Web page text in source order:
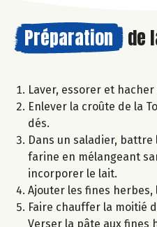
Préparation de
Laver, essorer et
Enlever la croûte de la
dés.
Dans un saladier,
farine en mélangeant
incorporer le lait.
Ajouter les fines herbes,
Faire chauffer la moitié
Verser la pâte aux fines